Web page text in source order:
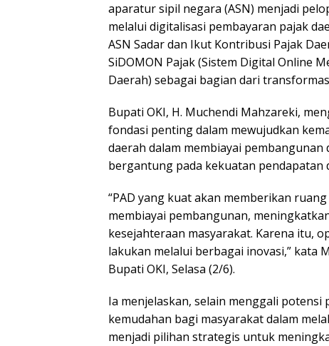
aparatur sipil negara (ASN) menjadi
melalui digitalisasi pembayaran pajak
ASN Sadar dan Ikut Kontribusi Pajak
SiDOMON Pajak (Sistem Digital Online
Daerah) sebagai bagian dari
Bupati OKI, H. Muchendi Mahzareki,
fondasi penting dalam mewujudkan
daerah dalam membiayai
bergantung pada kekuatan pendapatan
“PAD yang kuat akan memberikan
membiayai pembangunan,
kesejahteraan masyarakat. Karena itu,
lakukan melalui berbagai inovasi,” kata
Bupati OKI, Selasa (2/6).
Ia menjelaskan, selain menggali
kemudahan bagi masyarakat dalam
menjadi pilihan strategis untuk